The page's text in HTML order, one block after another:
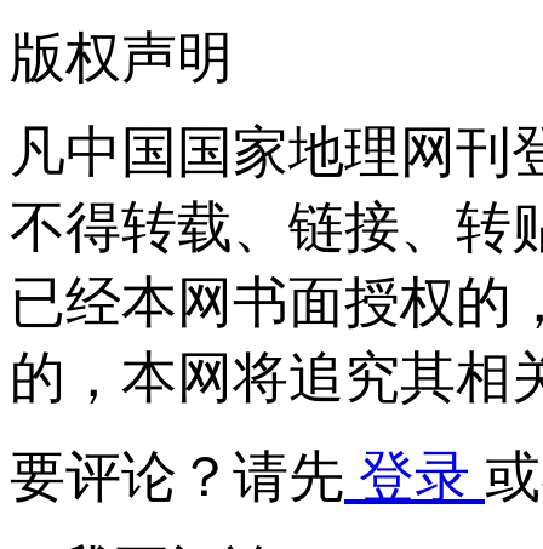
版权声明
凡中国国家地理网刊
不得转载、链接、转
已经本网书面授权的
的，本网将追究其相
要评论？请先 登录